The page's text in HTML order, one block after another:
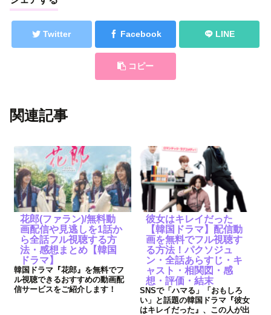
Twitter Facebook LINE
コピー
関連記事
花郎(ファラン)/無料動
画配信や見逃しを1話か
ら全話フル視聴する方
法・感想まとめ【韓国
ドラマ】
韓国ドラマ『花郎』を無料でフ
ル視聴できるおすすめの動画配
信サービスをご紹介します！
彼女はキレイだった
【韓国ドラマ】配信動
画を無料でフル視聴す
る方法！パクソジュ
ン・全話あらすじ・キ
ャスト・相関図・感
想・評価・結末
SNSで「ハマる」「おもしろ
い」と話題の韓国ドラマ『彼女
はキレイだった』、この人が出